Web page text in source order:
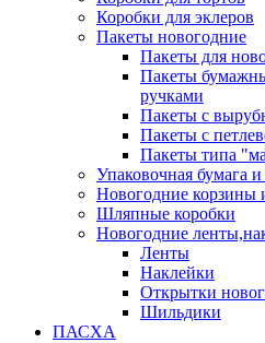
Коробки для эклеров
Пакеты новогодние
Пакеты для
Пакеты
ручками
Пакеты с
Пакеты с
Пакеты типа
Упаковочная бумага
Новогодние корзины
Шляпные коробки
Новогодние
Ленты
Наклейки
Открытки
Шильдики
ПАСХА